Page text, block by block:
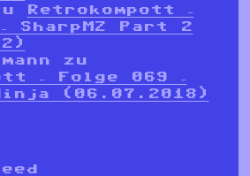
Retrokompott –
SharpMZ Part 2
zu
– Folge 069 –
(06.07.2018)